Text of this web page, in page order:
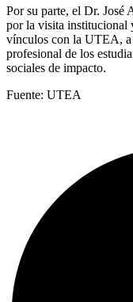
Por su parte, el Dr. José
por la visita institucional
vínculos con la UTEA,
profesional de los
sociales de impacto.
Fuente: UTEA